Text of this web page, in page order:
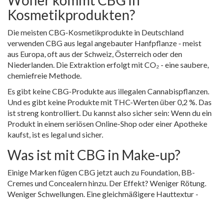
Kosmetikprodukten?
Die meisten CBG-Kosmetikprodukte in Deutschland
verwenden CBG aus legal angebauter Hanfpflanze - meist
aus Europa, oft aus der Schweiz, Österreich oder den
Niederlanden. Die Extraktion erfolgt mit CO₂ - eine saubere,
chemiefreie Methode.
Es gibt keine CBG-Produkte aus illegalen Cannabispflanzen.
Und es gibt keine Produkte mit THC-Werten über 0,2 %. Das
ist streng kontrolliert. Du kannst also sicher sein: Wenn du ein
Produkt in einem seriösen Online-Shop oder einer Apotheke
kaufst, ist es legal und sicher.
Was ist mit CBG in Make-up?
Einige Marken fügen CBG jetzt auch zu Foundation, BB-
Cremes und Concealern hinzu. Der Effekt? Weniger Rötung.
Weniger Schwellungen. Eine gleichmäßigere Hauttextur -